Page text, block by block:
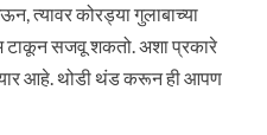
त्यावर कोरड्या गुलाबाच्या
टाकून सजवू शकतो. अशा प्रकारे
आहे. थोडी थंड करून ही आपण